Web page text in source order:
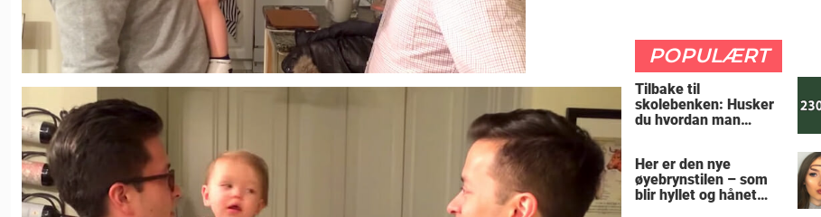
POPULÆRT
Tilbake til
skolebenken: Husker
du hvordan man
Her er den nye
øyebrynstilen – som
blir hyllet og hånet